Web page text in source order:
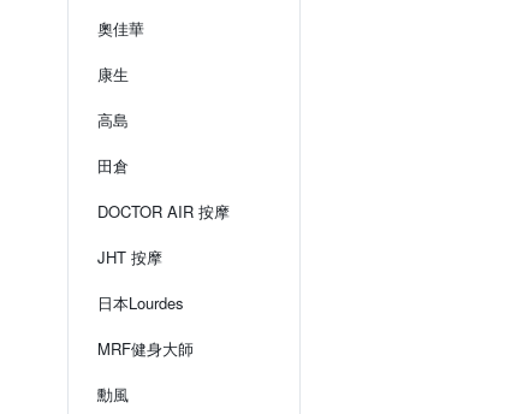
奧佳華
康生
高島
田倉
DOCTOR AIR 按摩
JHT 按摩
日本Lourdes
MRF健身大師
勳風